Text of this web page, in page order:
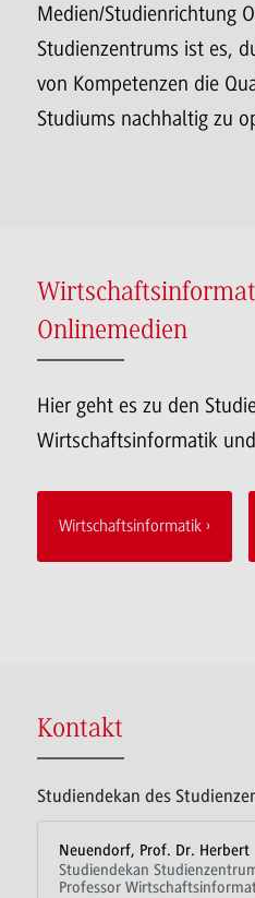
Medien/Studienrichtung
Studienzentrums ist es,
von Kompetenzen die
Studiums nachhaltig zu
Onlinemedien
Hier geht es zu den
Wirtschaftsinformatik
Wirtschaftsinformatik
Kontakt
Studiendekan des
Neuendorf, Prof. Dr. Herbert
Studiendekan
Professor